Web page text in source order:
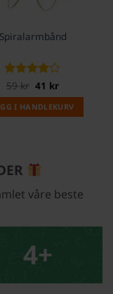
Spiralarmbånd
Vurdert4
av 5
59kr Opprinnelig
pris
var:
59 kr.
41 krNåværende
er:
41 kr.
I HANDLEKURV
våre beste